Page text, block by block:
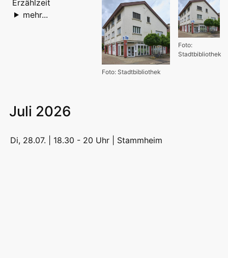
Foto:
Stadtbibliothek
Foto: Stadtbibliothek
Erzählzeit
mehr...
Juli 2026
Di, 28.07. | 18.30 - 20 Uhr | Stammheim